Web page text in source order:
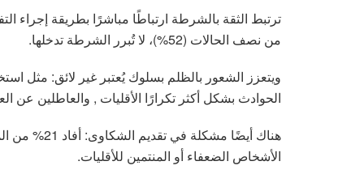
ترتبط الثقة بالشرطة ارتباطًا مباشرًا بطريقة إجراء
من نصف الحالات (52%)، لا تُبرر الشرطة تدخلها.
ويتعزز الشعور بالظلم بسلوك يُعتبر غير لائق: مثل
الحوادث بشكل أكثر تكرارًا الأقليات , والعاطلين عن
هناك أيضًا
الأشخاص الضعفاء أو المنتمين للأقليات.